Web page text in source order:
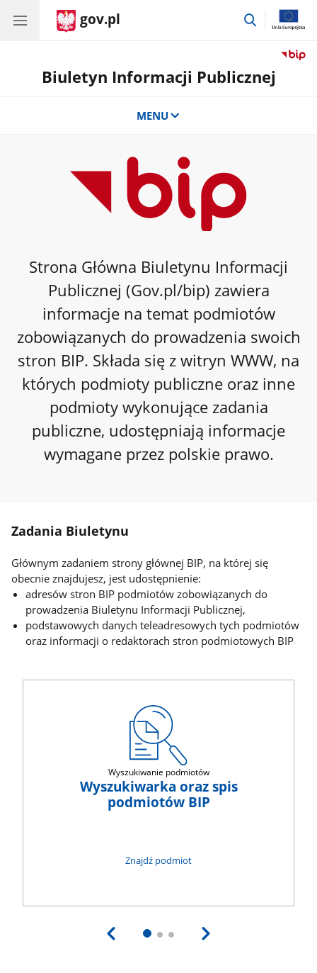
gov.pl
przejdź
Biuletyn Informacji Publicznej
MENU
Strona Główna Biuletynu Informacji
Publicznej (Gov.pl/bip) zawiera
informacje na temat podmiotów
zobowiązanych do prowadzenia swoich
stron BIP. Składa się z witryn WWW, na
których podmioty publiczne oraz inne
podmioty wykonujące zadania
publiczne, udostępniają informacje
wymagane przez polskie prawo.
Zadania Biuletynu
Głównym zadaniem strony głównej BIP, na której się
obecnie znajdujesz, jest udostępnienie:
adresów stron BIP podmiotów zobowiązanych do
prowadzenia Biuletynu Informacji Publicznej,
podstawowych danych teleadresowych tych podmiotów
oraz informacji o redaktorach stron podmiotowych BIP
Wyszukiwanie podmiotów
Wyszukiwarka oraz spis
podmiotów BIP
Znajdź podmiot